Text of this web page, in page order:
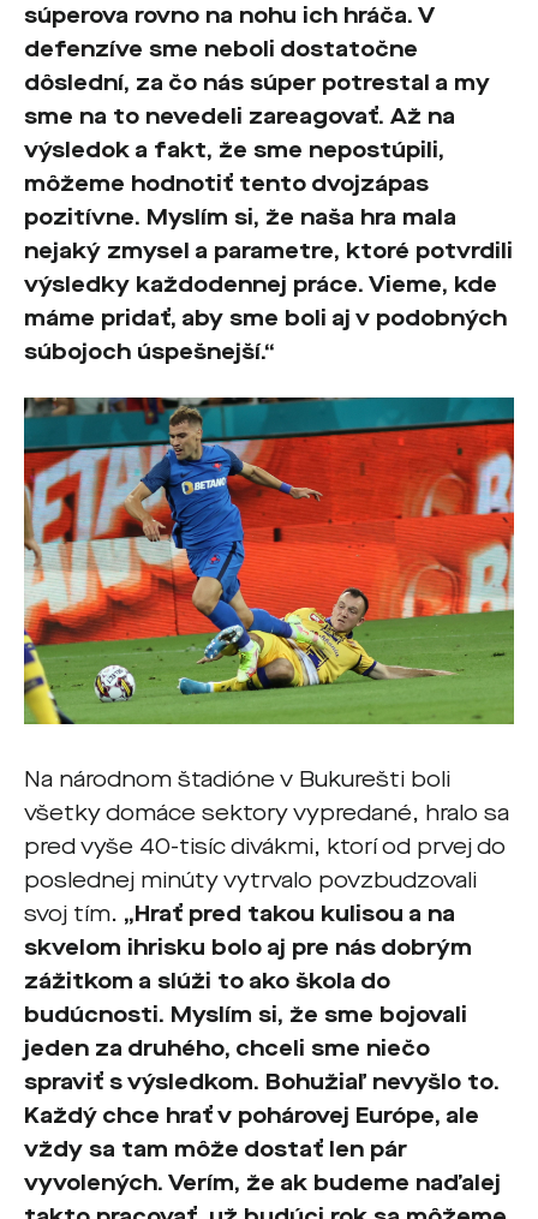
súperova rovno na nohu ich hráča. V
defenzíve sme neboli dostatočne
dôslední, za čo nás súper potrestal a my
sme na to nevedeli zareagovať. Až na
výsledok a fakt, že sme nepostúpili,
môžeme hodnotiť tento dvojzápas
pozitívne. Myslím si, že naša hra mala
nejaký zmysel a parametre, ktoré potvrdili
výsledky každodennej práce. Vieme, kde
máme pridať, aby sme boli aj v podobných
súbojoch úspešnejší.“
Na národnom štadióne v Bukurešti boli
všetky domáce sektory vypredané, hralo sa
pred vyše 40-tisíc divákmi, ktorí od prvej do
poslednej minúty vytrvalo povzbudzovali
svoj tím. „Hrať pred takou kulisou a na
skvelom ihrisku bolo aj pre nás dobrým
zážitkom a slúži to ako škola do
budúcnosti. Myslím si, že sme bojovali
jeden za druhého, chceli sme niečo
spraviť s výsledkom. Bohužiaľ nevyšlo to.
Každý chce hrať v pohárovej Európe, ale
vždy sa tam môže dostať len pár
vyvolených. Verím, že ak budeme naďalej